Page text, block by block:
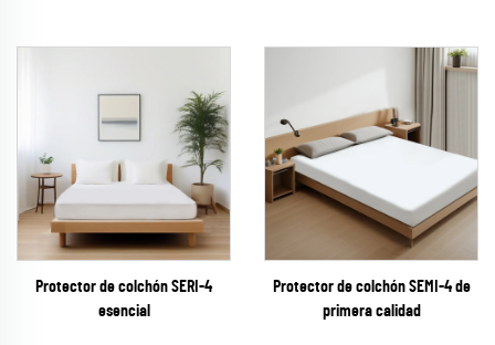
Protector de colchón SERI-4
esencial
Protector de colchón SEMI-4 de
primera calidad